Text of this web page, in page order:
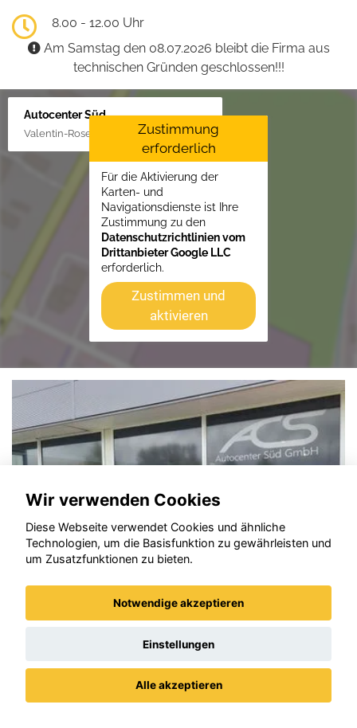
8.00 - 12.00 Uhr
Am Samstag den 08.07.2026 bleibt die Firma aus
technischen Gründen geschlossen!!!
Autocenter Süd
Valentin-Rose-Str. 3, 16816 Neuruppin
Zustimmung
erforderlich
Für die Aktivierung der
Karten- und
Navigationsdienste ist Ihre
Zustimmung zu den
Datenschutzrichtlinien vom
Drittanbieter Google LLC
erforderlich.
Zustimmen und
aktivieren
Wir verwenden Cookies
Diese Webseite verwendet Cookies und ähnliche
Technologien, um die Basisfunktion zu gewährleisten und
um Zusatzfunktionen zu bieten.
Notwendige akzeptieren
Einstellungen
Alle akzeptieren